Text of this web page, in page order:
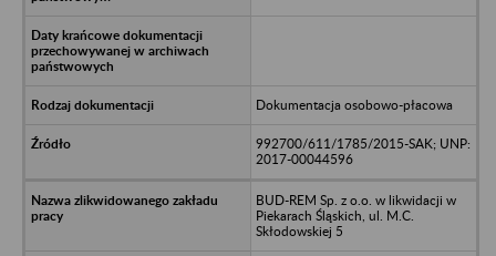
Dokumentacja osobowo-płacowa
992700/611/1785/2015-SAK; UNP:
2017-00044596
BUD-REM Sp. z o.o. w likwidacji w
Piekarach Śląskich, ul. M.C.
Skłodowskiej 5